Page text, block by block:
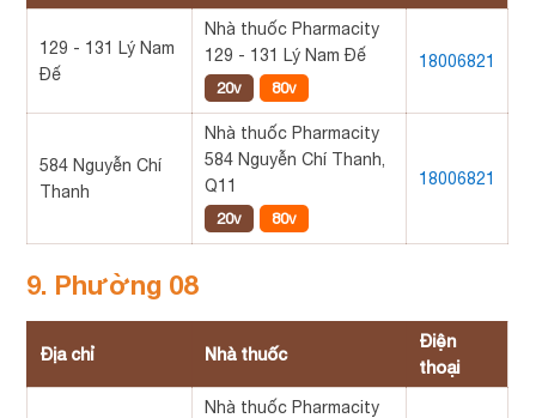
129 - 131 Lý Nam
Đế
Nhà thuốc Pharmacity
129 - 131 Lý Nam Đế
20v 80v
18006821
584 Nguyễn Chí
Thanh
Nhà thuốc Pharmacity
584 Nguyễn Chí Thanh,
Q11
20v 80v
18006821
9. Phường 08
Địa chỉ Nhà thuốc
Điện
thoại
Nhà thuốc Pharmacity